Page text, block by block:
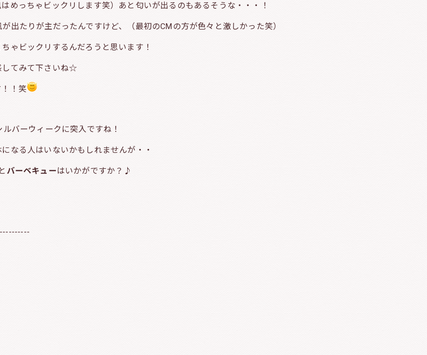
めっちゃビックリします笑）あと匂いが出るのもあるそうな・・・！
出たりが主だったんですけど、（最初のCMの方が色々と激しかった笑）
ゃビックリするんだろうと思います！
してみて下さいね☆
！笑
バーウィークに突入ですね！
なる人はいないかもしれませんが・・
バーベキュー はいかがですか？♪